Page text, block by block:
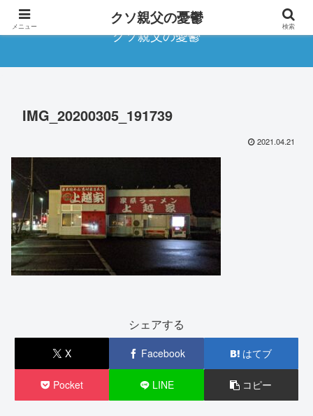
クソ親父の憂鬱
IMG_20200305_191739
2021.04.21
シェアする
X Facebook はてブ
Pocket LINE コピー
メニュー クソ親父の憂鬱 検索